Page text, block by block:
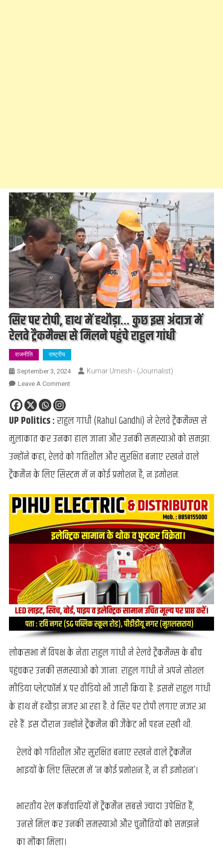
सिर पर टोपी, हाथ में हथौड़ा… कुछ इस अंदाज में
रेलवे ट्रैकमैन्स से मिलने पहुंचे राहुल गांधी
राजनीति राष्ट्रीय
September 3, 2024 Kumar Umesh - (Journalist)
Leave A CommentOn
टोपी,
में
हथौड़ा…
इस
में
रेलवे
ट्रैकमैन्स
से
मिलने
पहुंचे
राहुल
गांधी
UP Politics :राहुल गांधी (Rahul Gandhi) ने रेलवे ट्रैकमैन्स से
मुलाकात कर उनका हाल जाना और उनकी समस्याओं को समझा.
उन्होंने कहा, रेलवे को गतिशील और सुरक्षित बनाए रखने वाले
ट्रैकमैन के लिए सिस्टम में न कोई प्रमोशन है, न इमोशन.
लोकसभा में विपक्ष के नेता राहुल गांधी ने रेलवे ट्रैकमैन्स के बीच
पहुंचकर उनकी समस्याओं को जाना. राहुल गांधी ने अपने सोशल
मीडिया प्लेटफॉर्म X पर वीडियो भी जारी किया है. इसमें राहुल गांधी
के हाथ में हथौड़ा नजर आ रहा है. वे सिर पर टोपी लगाए नजर आ
रहे हैं. इस दौरान उन्होंने ट्रैकमैन की जैकेट भी पहन रखी थी.
रेलवे को गतिशील और सुरक्षित बनाए रखने वाले ट्रैकमैन
भाइयों के लिए सिस्टम में ‘न कोई प्रमोशन है, न ही इमोशन’।
भारतीय रेल कर्मचारियों में ट्रैकमैन सबसे ज्यादा उपेक्षित हैं,
उनसे मिल कर उनकी समस्याओं और चुनौतियों को समझने
का मौका मिला।